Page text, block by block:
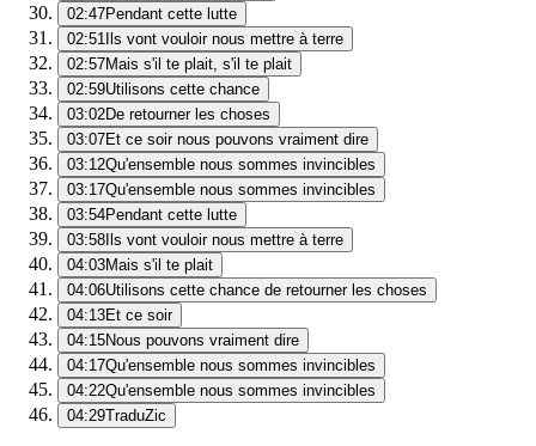
02:47Pendant cette lutte
02:51 Ils vont vouloir nous mettre à terre
02:57Mais s'il te plait, s'il te plait
02:59Utilisons cette chance
03:02De retourner les choses
03:07Et ce soir nous pouvons vraiment dire
03:12Qu'ensemble nous sommes invincibles
03:17Qu'ensemble nous sommes invincibles
03:54Pendant cette lutte
03:58 Ils vont vouloir nous mettre à terre
04:03Mais s'il te plait
04:06Utilisons cette chance de retourner les choses
04:13Et ce soir
04:15Nous pouvons vraiment dire
04:17Qu'ensemble nous sommes invincibles
04:22Qu'ensemble nous sommes invincibles
04:29TraduZic